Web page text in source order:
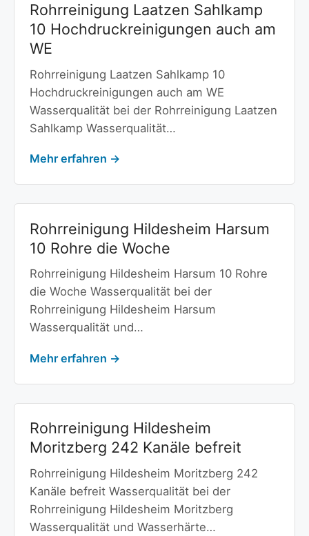
Rohrreinigung Laatzen Sahlkamp
10 Hochdruckreinigungen auch am
WE
Rohrreinigung Laatzen Sahlkamp 10
Hochdruckreinigungen auch am WE
Wasserqualität bei der Rohrreinigung Laatzen
Sahlkamp Wasserqualität…
Mehr erfahren →
Rohrreinigung Hildesheim Harsum
10 Rohre die Woche
Rohrreinigung Hildesheim Harsum 10 Rohre
die Woche Wasserqualität bei der
Rohrreinigung Hildesheim Harsum
Wasserqualität und…
Mehr erfahren →
Rohrreinigung Hildesheim
Moritzberg 242 Kanäle befreit
Rohrreinigung Hildesheim Moritzberg 242
Kanäle befreit Wasserqualität bei der
Rohrreinigung Hildesheim Moritzberg
Wasserqualität und Wasserhärte…